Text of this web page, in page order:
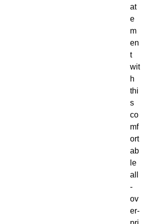
at
e
m
en
t
wit
h
thi
s
co
mf
ort
ab
le
all
-
ov
er-